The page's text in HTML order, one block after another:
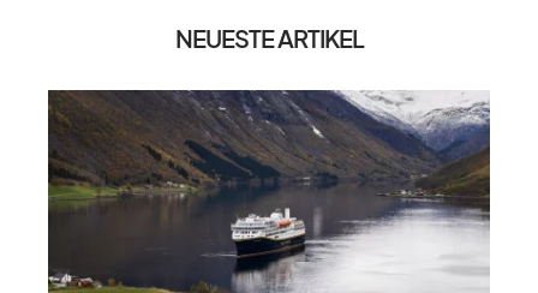
NEUESTE ARTIKEL